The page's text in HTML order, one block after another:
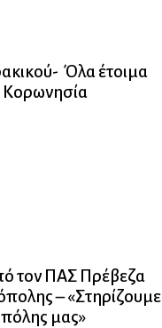
Όλα έτοιμα
Κορωνησία
τον ΠΑΣ Πρέβεζα
– «Στηρίζουμε
μας»